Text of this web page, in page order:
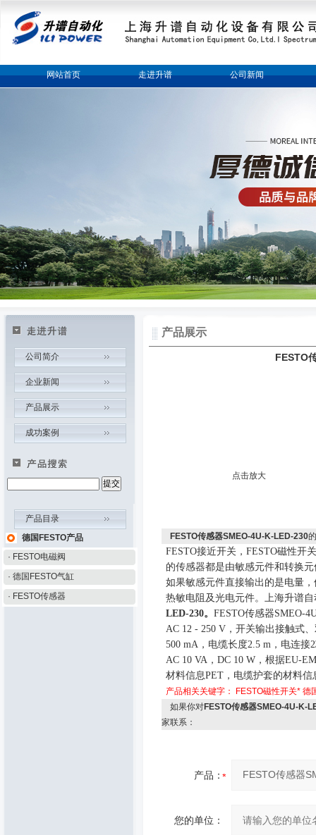
网站首页 走进升谱 公司新闻
公司简介
企业新闻
产品展示
成功案例
产品目录
德国FESTO产品
· FESTO电磁阀
· 德国FESTO气缸
· FESTO传感器
产品展示
FESTO
点击放大
FESTO传感器SMEO-4U-K-LED-230
FESTO接近开关， FESTO磁性开
的传感器都是由敏感元件和转换
如果敏感元件直接输出的是电量
热敏电阻及光电元件。上海升谱
LED-230。 FESTO传感器SMEO-
AC 12 - 250 V，开关输出接触式
500 mA，电缆长度2.5 m，电连接2
AC 10 VA， DC 10 W，根据EU-
材料信息PET，电缆护套的材料信
产品相关关键字： FESTO磁性开关* 德
如果你对FESTO传感器SMEO-4U-K-
家联系：
产品：
您的单位：